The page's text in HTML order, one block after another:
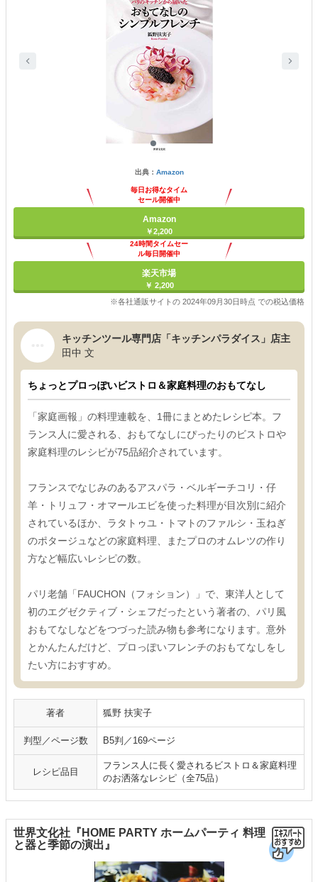
出典： Amazon
毎日お得なタイム
セール開催中
Amazon
￥2,200
24時間タイムセー
ル毎日開催中
楽天市場
￥ 2,200
※各社通販サイトの 2024年09月30日時点 での税込価格
キッチンツール専門店「キッチンパラダイス」店主
田中 文
ちょっとプロっぽいビストロ＆家庭料理のおもてなし
「家庭画報」の料理連載を、1冊にまとめたレシピ本。フ
ランス人に愛される、おもてなしにぴったりのビストロや
家庭料理のレシピが75品紹介されています。
フランスでなじみのあるアスパラ・ベルギーチコリ・仔
羊・トリュフ・オマールエビを使った料理が目次別に紹介
されているほか、ラタトゥユ・トマトのファルシ・玉ねぎ
のポタージュなどの家庭料理、またプロのオムレツの作り
方など幅広いレシピの数。
パリ老舗「FAUCHON（フォション）」で、東洋人として
初のエグゼクティブ・シェフだったという著者の、パリ風
おもてなしなどをつづった読み物も参考になります。意外
とかんたんだけど、プロっぽいフレンチのおもてなしをし
たい方におすすめ。
著者 狐野 扶実子
判型／ページ数 B5判／169ページ
レシピ品目
フランス人に長く愛されるビストロ＆家庭料理
のお洒落なレシピ（全75品）
世界文化社『HOME PARTY ホームパーティ 料理
と器と季節の演出』